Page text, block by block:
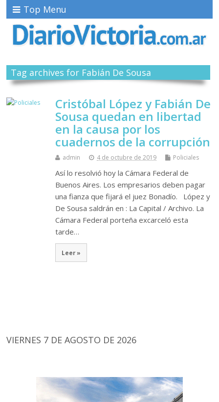
Top Menu
Tag archives for Fabián De Sousa
Cristóbal López y Fabián De
Sousa quedan en libertad
en la causa por los
cuadernos de la corrupción
admin 4 de octubre de 2019 Policiales
Así lo resolvió hoy la Cámara Federal de
Buenos Aires. Los empresarios deben pagar
una fianza que fijará el juez Bonadío. López y
De Sousa saldrán en : La Capital / Archivo. La
Cámara Federal porteña excarceló esta
tarde…
Leer »
VIERNES 7 DE AGOSTO DE 2026